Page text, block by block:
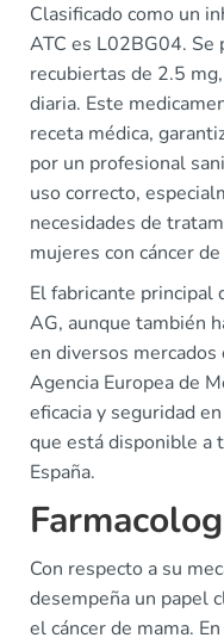
Clasificado como un
ATC es L02BG04. Se
recubiertas de 2.5
diaria. Este
receta médica,
por un profesional
uso correcto,
necesidades de
mujeres con cáncer
El fabricante principal
AG, aunque también
en diversos
Agencia Europea de
eficacia y seguridad
que está disponible a
España.
Con respecto a su
desempeña un papel
el cáncer de mama.